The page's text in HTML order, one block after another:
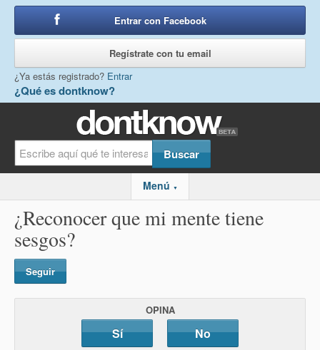
¿Qué es dontknow?
Entrar con Facebook
Regístrate con tu email
¿Ya estás registrado? Entrar
Menú ▼
¿Reconocer que mi mente tiene
sesgos?
Seguir
OPINA
Sí No